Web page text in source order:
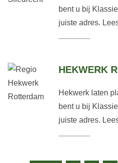
bent u bij
juiste adres.
HEKWERK
Hekwerk laten
bent u bij
juiste adres.